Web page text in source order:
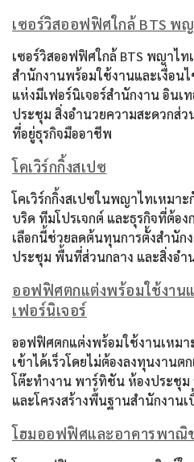
เซอร์วิสออฟฟิศใกล้ BTS พ
เซอร์วิสออฟฟิศใกล้ BTS พญาไ
สำนักงานพร้อมใช้งานและเงื่อ
แห่งมีเฟอร์นิเจอร์สำนักงาน อิน
ประชุม สิ่งอำนวยความสะดวกส่
ที่อยู่ธุรกิจมืออาชีพ
โคเวิร์กกิ้งสเปซ
โคเวิร์กกิ้งสเปซในพญาไทเหมา
บริด ทีมโปรเจกต์ และธุรกิจที่ต้อ
เลือกนี้ช่วยลดต้นทุนการตั้งสำนัก
ประชุม พื้นที่ส่วนกลาง และสิ่งอำ
ออฟฟิศตกแต่งพร้อมใช้งา
เฟอร์นิเจอร์
ออฟฟิศตกแต่งพร้อมใช้งานเหม
เข้าได้เร็วโดยไม่ต้องลงทุนงาน
โต๊ะทำงาน พาร์ทิชัน ห้องประชุ
และโครงสร้างพื้นฐานสำนักงาน
โฮมออฟฟิศและอาคารพาณิ